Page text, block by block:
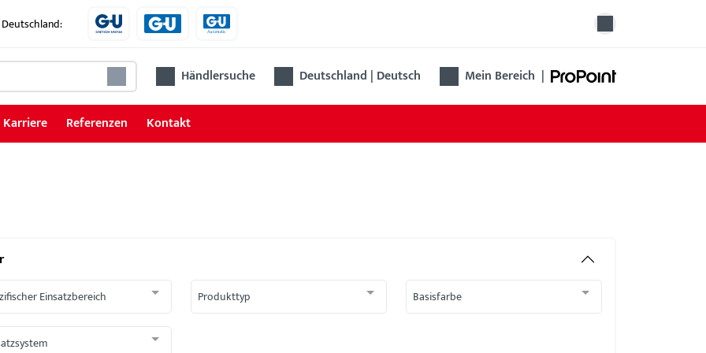
Händlersuche Deutschland | Deutsch Mein Bereich |
Karriere Referenzen Kontakt
Einsatzbereich Produkttyp Basisfarbe